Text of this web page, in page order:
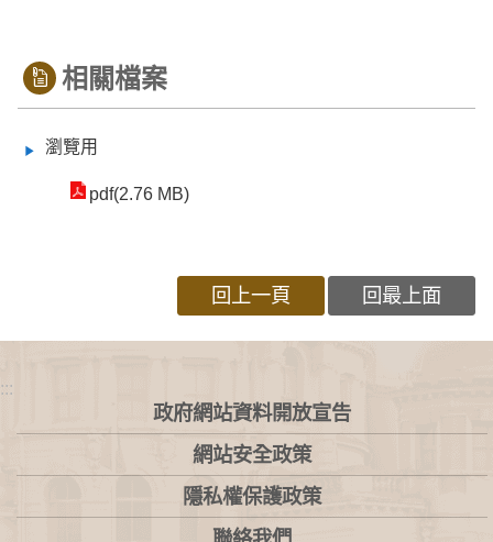
相關檔案
瀏覽用
pdf(2.76 MB)
回上一頁 回最上面
:::
政府網站資料開放宣告
網站安全政策
隱私權保護政策